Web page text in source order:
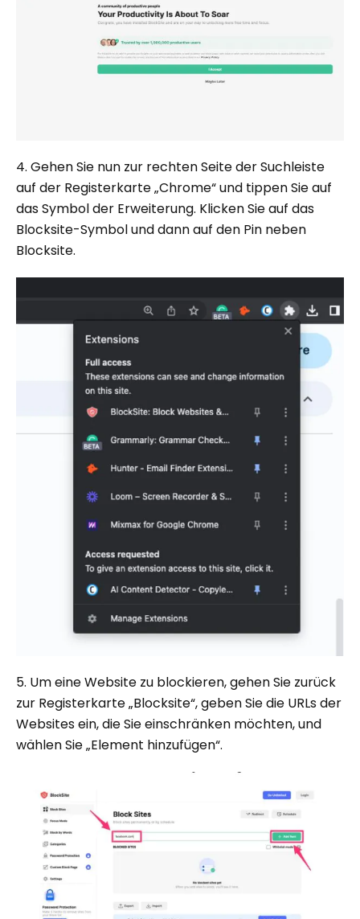
4. Gehen Sie nun zur rechten Seite der Suchleiste
auf der Registerkarte „Chrome“ und tippen Sie auf
das Symbol der Erweiterung. Klicken Sie auf das
Blocksite-Symbol und dann auf den Pin neben
Blocksite.
5. Um eine Website zu blockieren, gehen Sie zurück
zur Registerkarte „Blocksite“, geben Sie die URLs der
Websites ein, die Sie einschränken möchten, und
wählen Sie „Element hinzufügen“.